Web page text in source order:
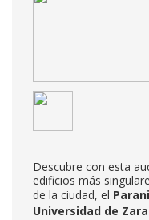
Descubre con esta
edificios más
de la ciudad, el
Universidad de